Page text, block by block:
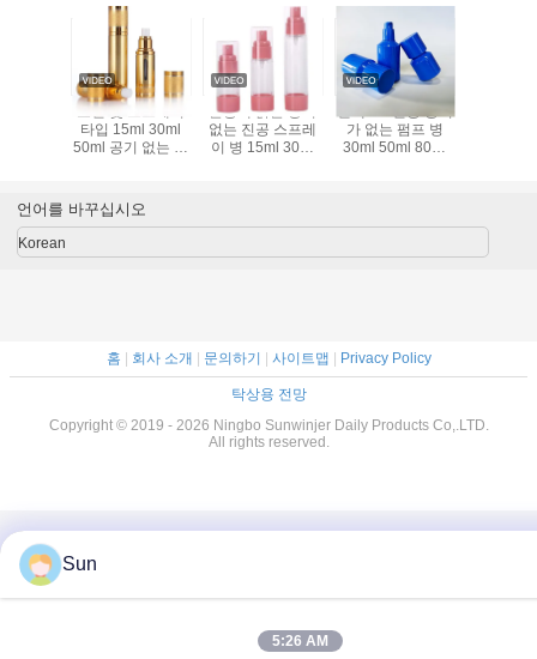
로션 및 스프레이
타입 15ml 30ml
50ml 공기 없는 분
분홍색 맑은 공기
없는 진공 스프레
이 병 15ml 30ml
너 향수 원자화 플
가 없는 펌프 병
30ml 50ml 80ml
용 진공 병
언어를 바꾸십시오
Korean
홈 회사 소개 문의하기 사이트맵 Privacy Policy
탁상용 전망
Copyright © 2019 - 2026 Ningbo Sunwinjer Daily Products Co,.LTD.
All rights reserved.
Sun
5:26 AM